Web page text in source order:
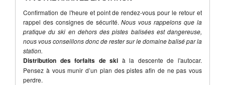
Confirmation de l'heure et point de rendez-vous pour le retour et
rappel des consignes de sécurité.Nous vous rappelons que la
pratique du ski en dehors des pistes balisées est dangereuse,
nous vous conseillons donc de rester sur le domaine balisé par la
station.
Distribution des forfaits de ski à la descente de l'autocar.
Pensez à vous munir d’un plan des pistes afin de ne pas vous
perdre.